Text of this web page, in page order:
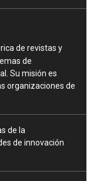
de revistas y
de
Su misión es
organizaciones de
de la
de innovación